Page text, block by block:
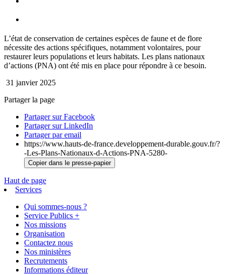
L’état de conservation de certaines espèces de faune et de flore
nécessite des actions spécifiques, notamment volontaires, pour
restaurer leurs populations et leurs habitats. Les plans nationaux
d’actions (PNA) ont été mis en place pour répondre à ce besoin.
31 janvier 2025
Partager la page
Partager sur Facebook
Partager sur LinkedIn
Partager par email
https://www.hauts-de-france.developpement-durable.gouv.fr/?
-Les-Plans-Nationaux-d-Actions-PNA-5280-
Copier dans le presse-papier
Haut de page
Services
Qui sommes-nous ?
Service Publics +
Nos missions
Organisation
Contactez nous
Nos ministères
Recrutements
Informations éditeur